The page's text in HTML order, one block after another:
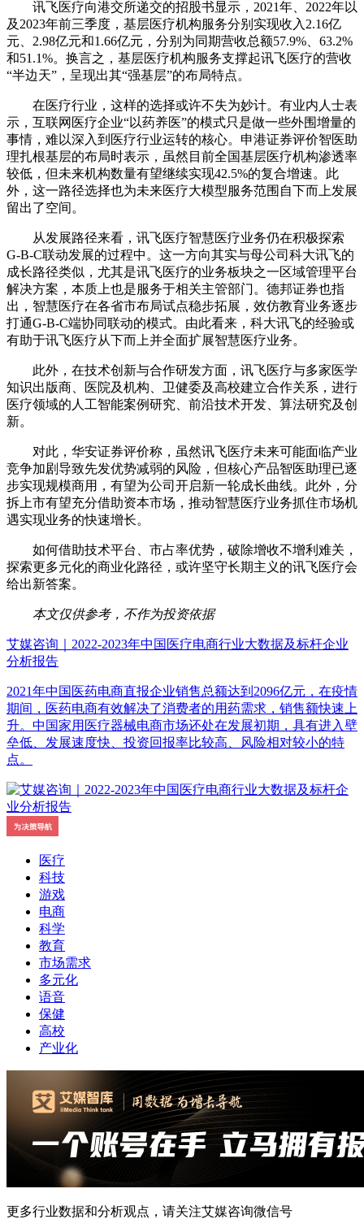
讯飞医疗向港交所递交的招股书显示，2021年、2022年以
及2023年前三季度，基层医疗机构服务分别实现收入2.16亿
元、2.98亿元和1.66亿元，分别为同期营收总额57.9%、63.2%
和51.1%。换言之，基层医疗机构服务支撑起讯飞医疗的营收
“半边天”，呈现出其“强基层”的布局特点。
在医疗行业，这样的选择或许不失为妙计。有业内人士表
示，互联网医疗企业“以药养医”的模式只是做一些外围增量的
事情，难以深入到医疗行业运转的核心。申港证券评价智医助
理扎根基层的布局时表示，虽然目前全国基层医疗机构渗透率
较低，但未来机构数量有望继续实现42.5%的复合增速。此
外，这一路径选择也为未来医疗大模型服务范围自下而上发展
留出了空间。
从发展路径来看，讯飞医疗智慧医疗业务仍在积极探索
G-B-C联动发展的过程中。这一方向其实与母公司科大讯飞的
成长路径类似，尤其是讯飞医疗的业务板块之一区域管理平台
解决方案，本质上也是服务于相关主管部门。德邦证券也指
出，智慧医疗在各省市布局试点稳步拓展，效仿教育业务逐步
打通G-B-C端协同联动的模式。由此看来，科大讯飞的经验或
有助于讯飞医疗从下而上并全面扩展智慧医疗业务。
此外，在技术创新与合作研发方面，讯飞医疗与多家医学
知识出版商、医院及机构、卫健委及高校建立合作关系，进行
医疗领域的人工智能案例研究、前沿技术开发、算法研究及创
新。
对此，华安证券评价称，虽然讯飞医疗未来可能面临产业
竞争加剧导致先发优势减弱的风险，但核心产品智医助理已逐
步实现规模商用，有望为公司开启新一轮成长曲线。此外，分
拆上市有望充分借助资本市场，推动智慧医疗业务抓住市场机
遇实现业务的快速增长。
如何借助技术平台、市占率优势，破除增收不增利难关，
探索更多元化的商业化路径，或许坚守长期主义的讯飞医疗会
给出新答案。
本文仅供参考，不作为投资依据
艾媒咨询｜2022-2023年中国医疗电商行业大数据及标杆企业
分析报告
2021年中国医药电商直报企业销售总额达到2096亿元，在疫情
期间，医药电商有效解决了消费者的用药需求，销售额快速上
升。中国家用医疗器械电商市场还处在发展初期，具有进入壁
垒低、发展速度快、投资回报率比较高、风险相对较小的特
点。
医疗
科技
游戏
电商
科学
教育
市场需求
多元化
语音
保健
高校
产业化
更多行业数据和分析观点，请关注艾媒咨询微信号